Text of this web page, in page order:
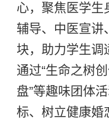
心，聚焦医学生
辅导、中医宣讲
块，助力学生调
通过“生命之树
盘”等趣味团体
标、树立健康婚